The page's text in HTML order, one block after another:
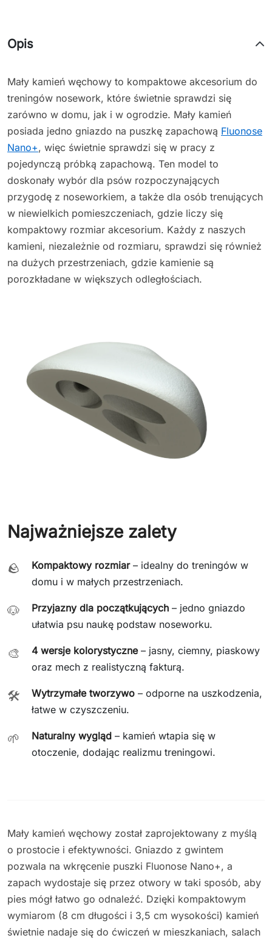
Opis
Mały kamień węchowy to kompaktowe akcesorium do
treningów nosework, które świetnie sprawdzi się
zarówno w domu, jak i w ogrodzie. Mały kamień
posiada jedno gniazdo na puszkę zapachową Fluonose
Nano+, więc świetnie sprawdzi się w pracy z
pojedynczą próbką zapachową. Ten model to
doskonały wybór dla psów rozpoczynających
przygodę z noseworkiem, a także dla osób trenujących
w niewielkich pomieszczeniach, gdzie liczy się
kompaktowy rozmiar akcesorium. Każdy z naszych
kamieni, niezależnie od rozmiaru, sprawdzi się również
na dużych przestrzeniach, gdzie kamienie są
porozkładane w większych odległościach.
Najważniejsze zalety
🪨 Kompaktowy rozmiar– idealny do treningów w
domu i w małych przestrzeniach.
🐶 Przyjazny dla początkujących – jedno gniazdo
ułatwia psu naukę podstaw noseworku.
🎨 4 wersje kolorystyczne– jasny, ciemny, piaskowy
oraz mech z realistyczną fakturą.
🛠️ Wytrzymałe tworzywo – odporne na uszkodzenia,
łatwe w czyszczeniu.
🌱 Naturalny wygląd – kamień wtapia się w
otoczenie, dodając realizmu treningowi.
Mały kamień węchowy został zaprojektowany z myślą
o prostocie i efektywności. Gniazdo z gwintem
pozwala na wkręcenie puszki Fluonose Nano+, a
zapach wydostaje się przez otwory w taki sposób, aby
pies mógł łatwo go odnaleźć. Dzięki kompaktowym
wymiarom (8 cm długości i 3,5 cm wysokości) kamień
świetnie nadaje się do ćwiczeń w mieszkaniach, salach